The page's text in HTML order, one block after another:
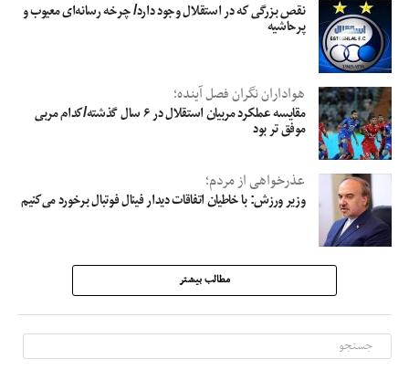
نقص بزرگی که در استقلال وجود دارد/ چرخه رسانه‌ای معیوب و
پرحاشیه
هواداران نگران فصل آینده؛
مقایسه عملکرد مربیان استقلال در ۶ سال گذشته/کدام مربی
موفق تر بود
عذرخواهی از مردم؛
وزیر ورزش: با خاطیان اتفاقات دیدار فینال فوتبال برخورد می‌کنیم
مطالب بیشتر